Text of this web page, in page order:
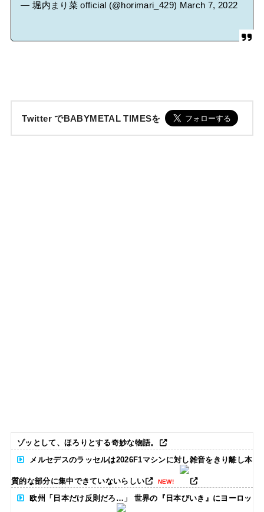
— 堀内まり菜 official (@horimari_429) March 7, 2022
Twitter でBABYMETAL TIMESを
ゾッとして、ほろりとする奇妙な物語。
メルセデスのラッセルは2026F1マシンに対し雑音をきり離し本
質的な部分に集中できていないらしい NEW!
欧州「日本だけ反則だろ…」 世界の『日本びいき』にヨーロッ